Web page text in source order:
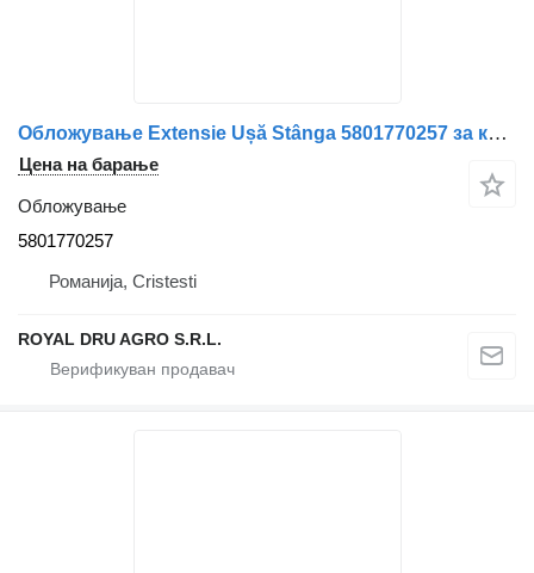
Обложување Extensie Ușă Stânga 5801770257 за камион IVECO
Цена на барање
Обложување
5801770257
Романија, Cristesti
ROYAL DRU AGRO S.R.L.